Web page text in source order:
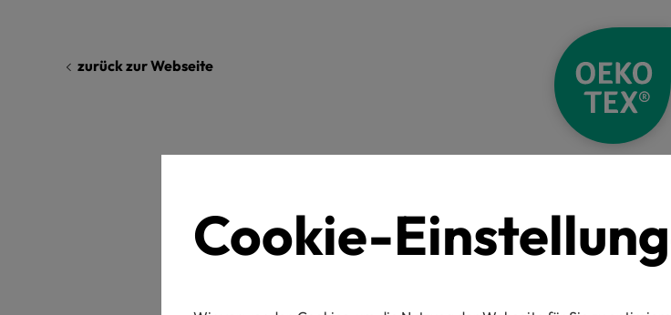
Cookie-
zurück zur Webseite